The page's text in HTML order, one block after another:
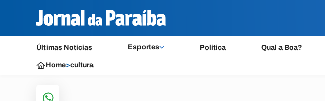
Últimas Notícias Esportes Política Qual a Boa?
Home>cultura